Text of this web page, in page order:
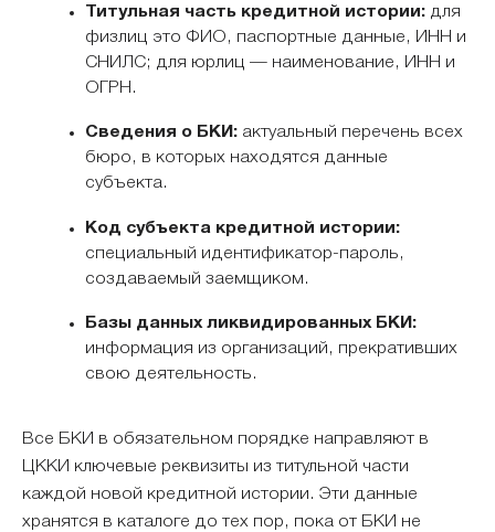
Титульная часть кредитной истории:для
физлиц это ФИО, паспортные данные, ИНН и
СНИЛС; для юрлиц — наименование, ИНН и
ОГРН.
Сведения о БКИ:актуальный перечень всех
бюро, в которых находятся данные
субъекта.
Код субъекта кредитной истории:
специальный идентификатор-пароль,
создаваемый заемщиком.
Базы данных ликвидированных БКИ:
информация из организаций, прекративших
свою деятельность.
Все БКИ в обязательном порядке направляют в
ЦККИ ключевые реквизиты из титульной части
каждой новой кредитной истории. Эти данные
хранятся в каталоге до тех пор, пока от БКИ не